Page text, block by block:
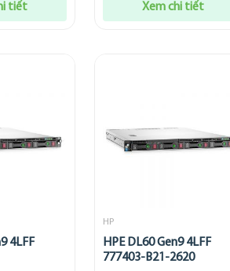
tiết Xem chi tiết
4LFF
HP
HPE DL60 Gen9 4LFF
777403-B21-2620